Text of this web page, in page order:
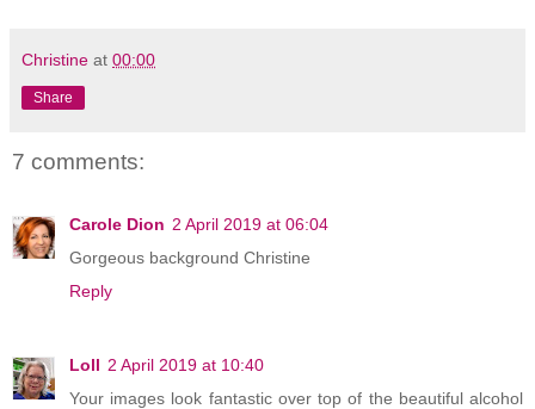
Christine at 00:00
Share
7 comments:
Carole Dion 2 April 2019 at 06:04
Gorgeous background Christine
Reply
Loll 2 April 2019 at 10:40
Your images look fantastic over top of the beautiful alcohol